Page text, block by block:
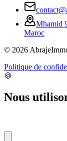
Mhamid
Maroc
© 2026
Politique de
🍪
Nous